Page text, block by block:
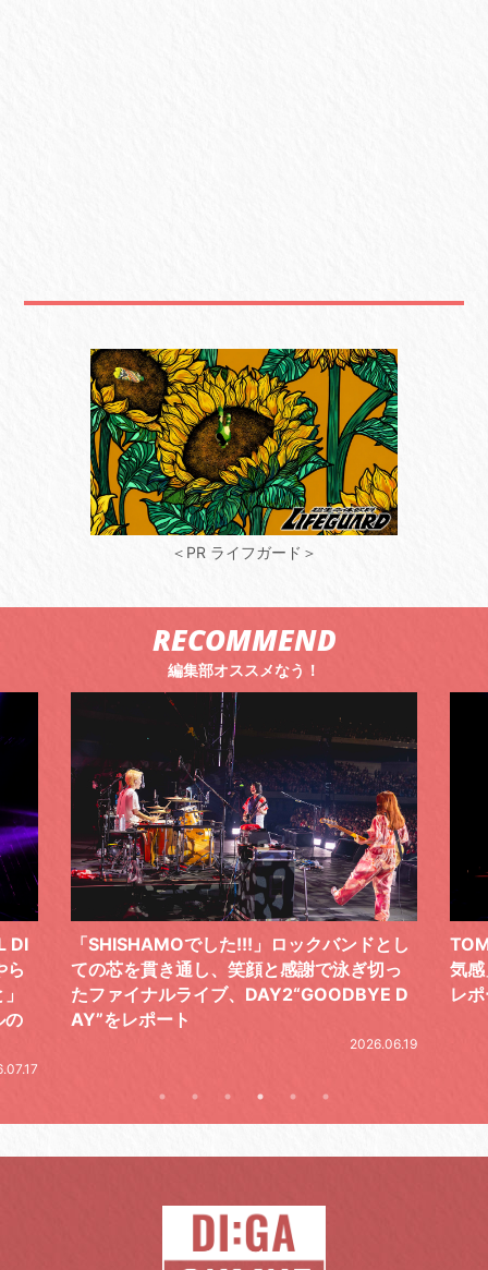
＜PR ライフガード＞
RECOMMEND
編集部オススメなう！
DI
ら
の
「SHISHAMOでした!!!」ロックバンドとし
ての芯を貫き通し、笑顔と感謝で泳ぎ切っ
たファイナルライブ、DAY2“GOODBYE D
AY”をレポート
2026.06.19
気
レ